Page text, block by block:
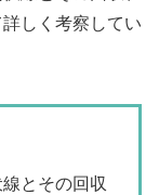
しく考察してい
線とその回収